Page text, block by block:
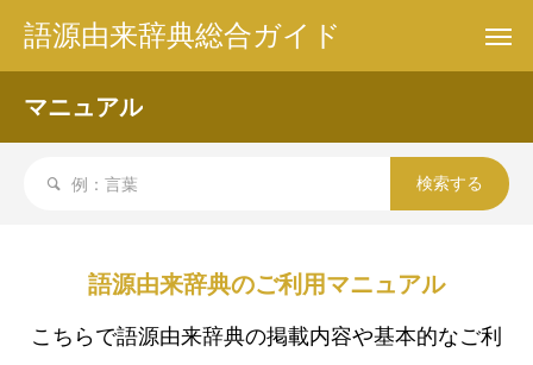
語源由来辞典総合ガイド
マニュアル
語源由来辞典のご利用マニュアル
こちらで語源由来辞典の掲載内容や基本的なご利